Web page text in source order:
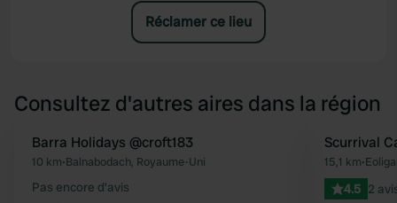
Réclamer ce lieu
Consultez d'autres aires dans la région
Préféré
Barra Holidays @croft183
10 km•Balnabodach, Royaume-Uni
Pas encore d'avis
Scurrival
15,1 km•
4.5 2